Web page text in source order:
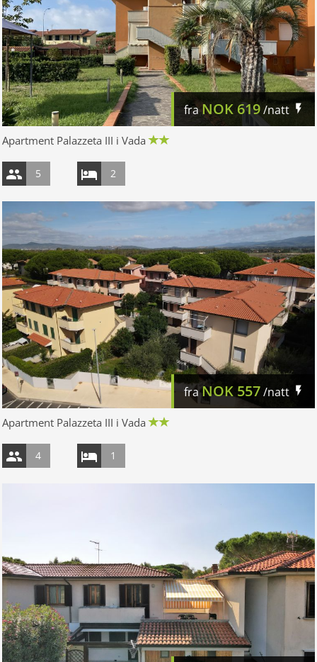
fraNOK 619/natt
Apartment Palazzeta III i Vada
5 2
fraNOK 557/natt
Apartment Palazzeta III i Vada
4 1